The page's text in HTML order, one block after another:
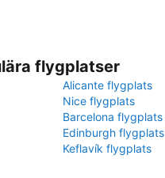
flygplatser
Alicante flygplats
Nice flygplats
Barcelona flygplats
Edinburgh flygplats
Keflavík flygplats